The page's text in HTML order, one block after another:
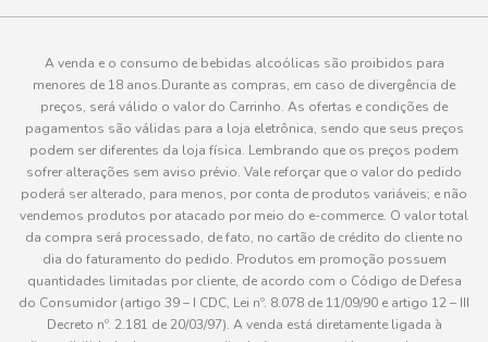
A venda e o consumo de bebidas alcoólicas são proibidos para
menores de 18 anos.Durante as compras, em caso de divergência de
preços, será válido o valor do Carrinho. As ofertas e condições de
pagamentos são válidas para a loja eletrônica, sendo que seus preços
podem ser diferentes da loja física. Lembrando que os preços podem
sofrer alterações sem aviso prévio. Vale reforçar que o valor do pedido
poderá ser alterado, para menos, por conta de produtos variáveis; e não
vendemos produtos por atacado por meio do e-commerce. O valor total
da compra será processado, de fato, no cartão de crédito do cliente no
dia do faturamento do pedido. Produtos em promoção possuem
quantidades limitadas por cliente, de acordo com o Código de Defesa
do Consumidor (artigo 39 – I CDC, Lei nº. 8.078 de 11/09/90 e artigo 12 – III
Decreto nº. 2.181 de 20/03/97). A venda está diretamente ligada à